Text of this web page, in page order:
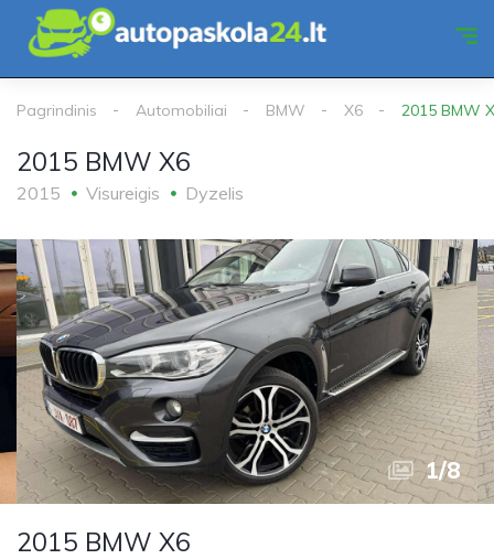
Pagrindinis Automobiliai BMW X6 2015 BMW
2015 BMW X6
2015 Visureigis Dyzelis
1/8
2015 BMW X6